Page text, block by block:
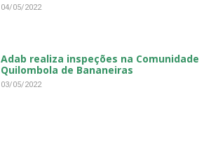
04/05/2022
Adab realiza inspeções na Comunidade
Quilombola de Bananeiras
03/05/2022